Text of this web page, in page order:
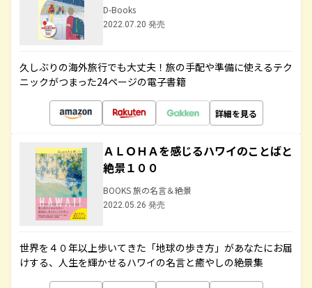
D-Books
2022.07.20 発売
久しぶりの海外旅行でも大丈夫！旅の手配や準備に使えるテク
ニックがつまった24ページの電子書籍
詳細を見る
ＡＬＯＨＡを感じるハワイのことばと
絶景１００
BOOKS 旅の名言＆絶景
2022.05.26 発売
世界を４０年以上歩いてきた「地球の歩き方」があなたにお届
けする、人生を輝かせるハワイの名言と癒やしの絶景集